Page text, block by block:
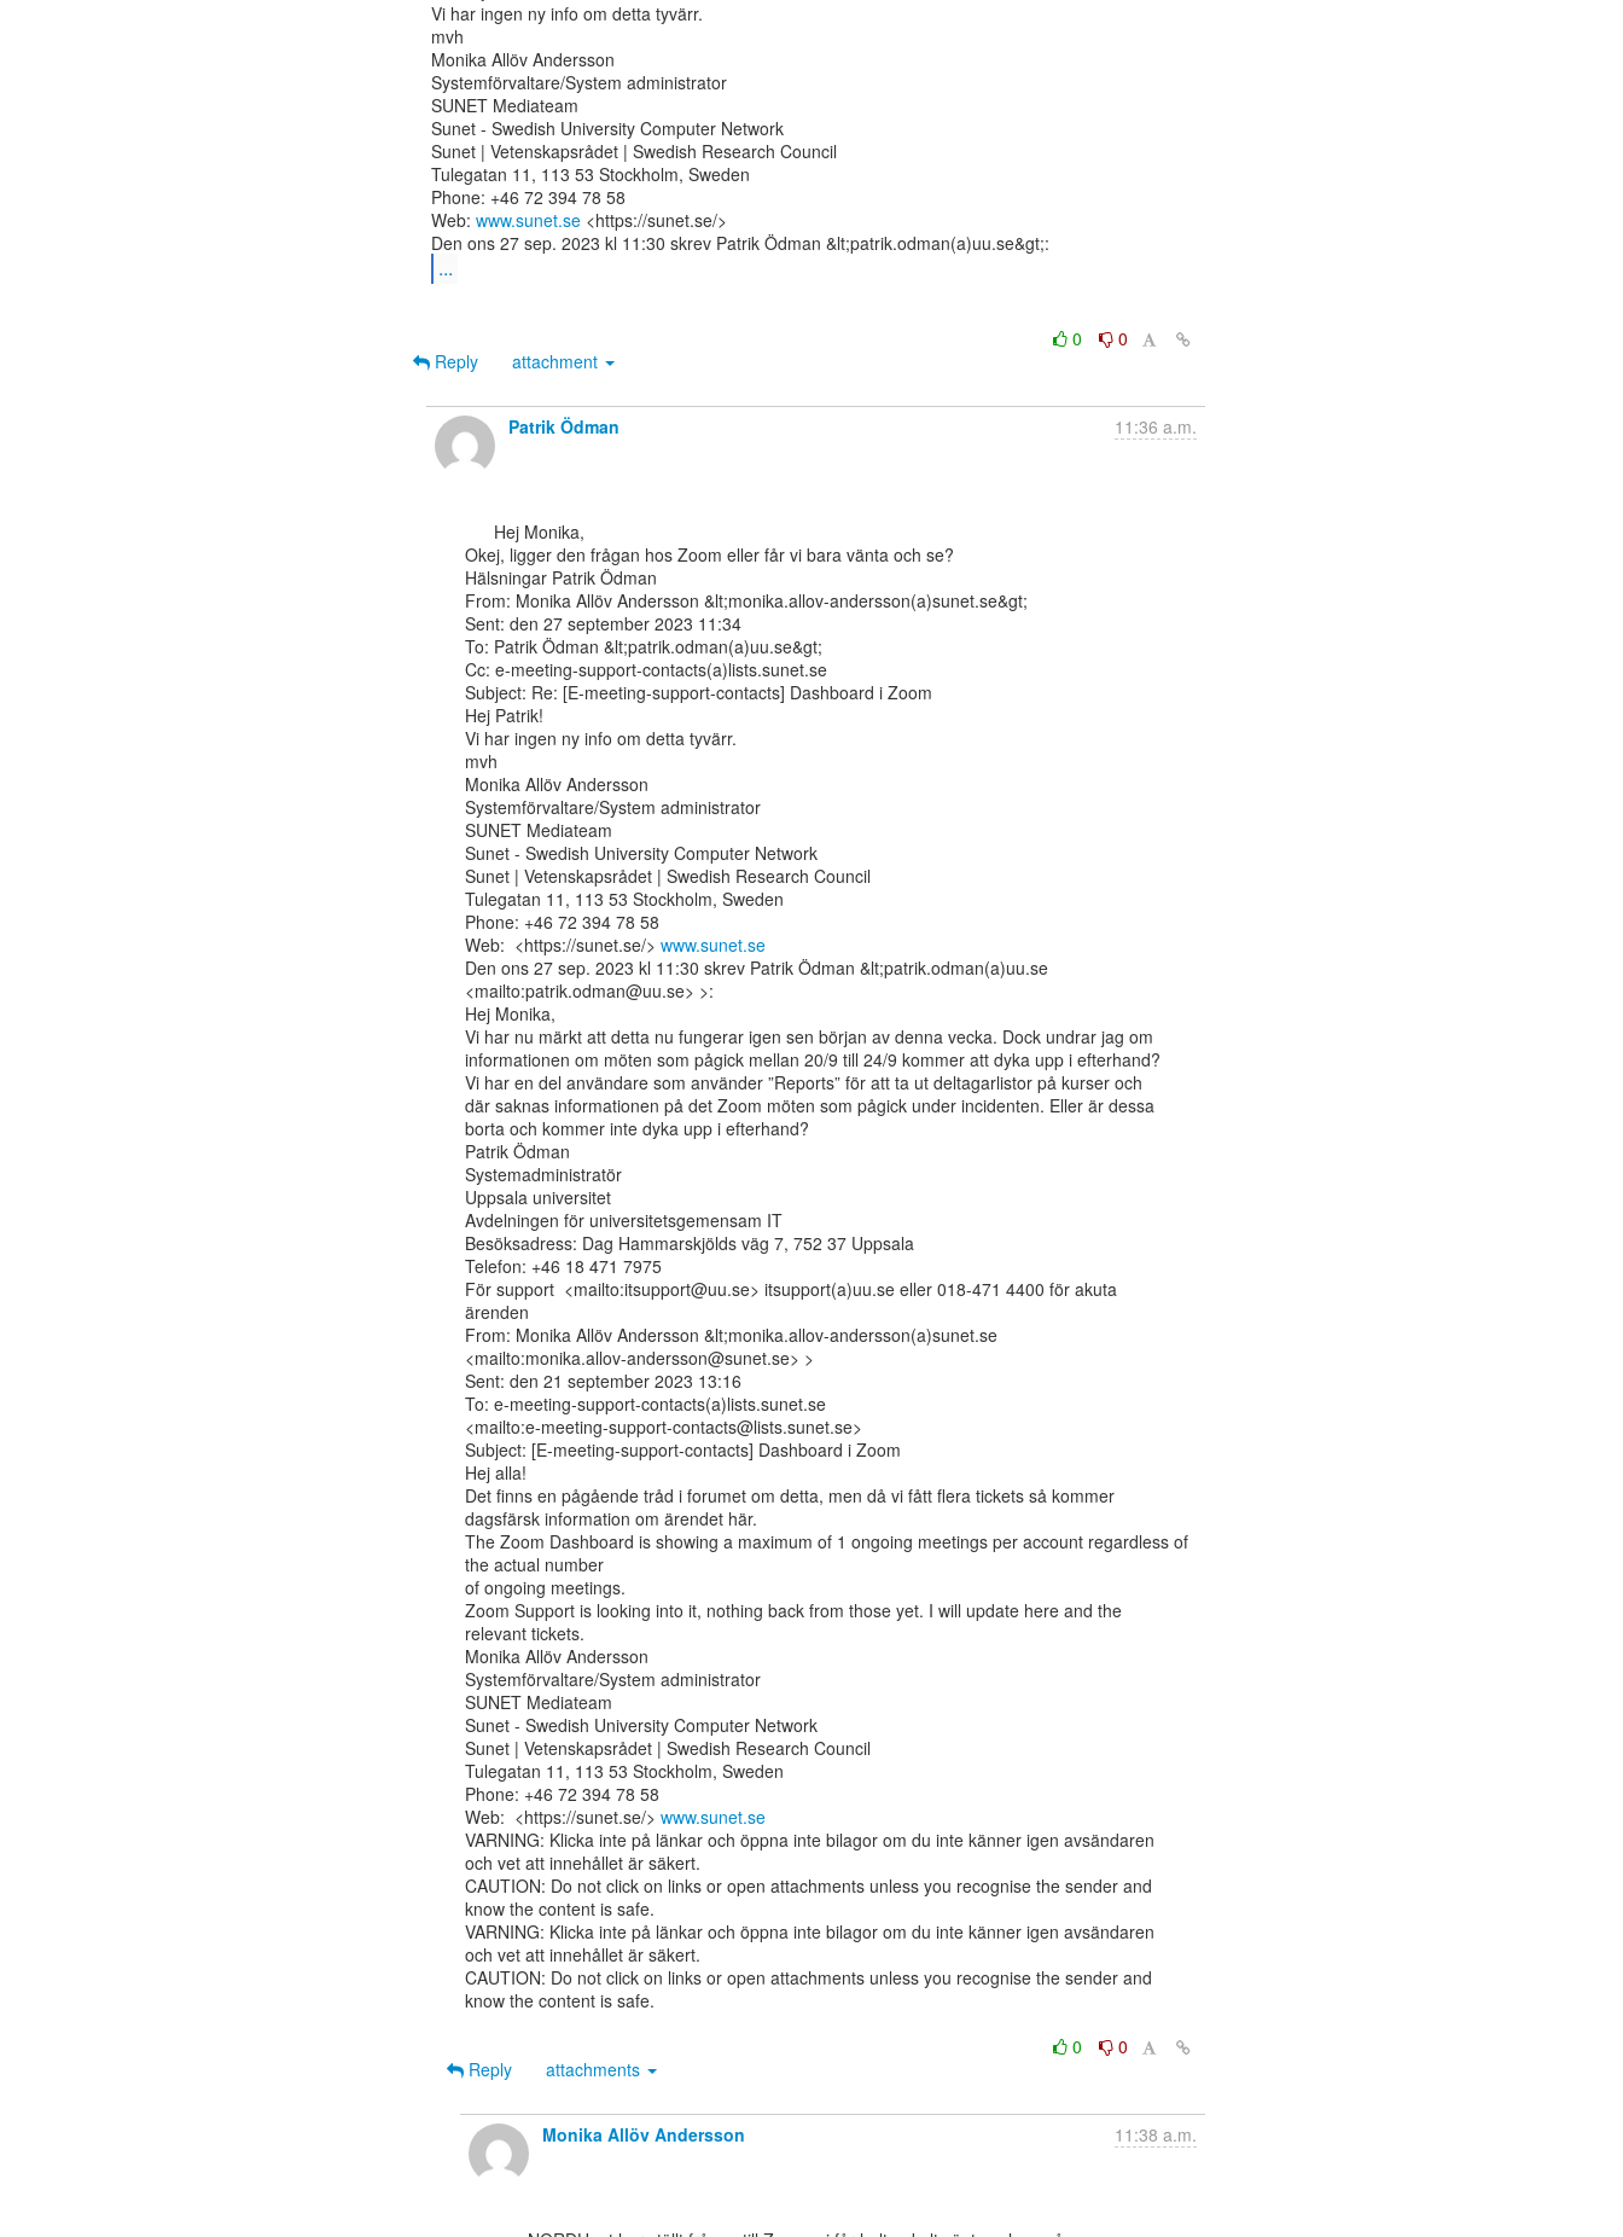
Vi har ingen ny info om detta tyvärr.
mvh
Monika Allöv Andersson
Systemförvaltare/System administrator
SUNET Mediateam
Sunet - Swedish University Computer Network
Sunet | Vetenskapsrådet | Swedish Research Council
Tulegatan 11, 113 53 Stockholm, Sweden
Phone: +46 72 394 78 58
Web: www.sunet.se <https://sunet.se/>
...
0
0
Reply
attachment
Patrik Ödman 11:36 a.m.
Okej, ligger den frågan hos Zoom eller får vi bara vänta och se?
Hälsningar Patrik Ödman
From: Monika Allöv Andersson &lt;monika.allov-andersson(a)sunet.se&gt;
Sent: den 27 september 2023 11:34
To: Patrik Ödman &lt;patrik.odman(a)uu.se&gt;
Cc: e-meeting-support-contacts(a)lists.sunet.se
Subject: Re: [E-meeting-support-contacts] Dashboard i Zoom
Hej Patrik!
Vi har ingen ny info om detta tyvärr.
mvh
Monika Allöv Andersson
Systemförvaltare/System administrator
SUNET Mediateam
Sunet - Swedish University Computer Network
Sunet | Vetenskapsrådet | Swedish Research Council
Tulegatan 11, 113 53 Stockholm, Sweden
Phone: +46 72 394 78 58
Web:  <https://sunet.se/> www.sunet.se
Den ons 27 sep. 2023 kl 11:30 skrev Patrik Ödman &lt;patrik.odman(a)uu.se
<mailto:patrik.odman@uu.se> >:
Hej Monika,
Vi har nu märkt att detta nu fungerar igen sen början av denna vecka. Dock undrar jag om
informationen om möten som pågick mellan 20/9 till 24/9 kommer att dyka upp i efterhand?
Vi har en del användare som använder ”Reports” för att ta ut deltagarlistor på kurser och
där saknas informationen på det Zoom möten som pågick under incidenten. Eller är dessa
borta och kommer inte dyka upp i efterhand?
Patrik Ödman
Systemadministratör
Uppsala universitet
Avdelningen för universitetsgemensam IT
Besöksadress: Dag Hammarskjölds väg 7, 752 37 Uppsala
Telefon: +46 18 471 7975
För support  <mailto:itsupport@uu.se> itsupport(a)uu.se eller 018-471 4400 för akuta
ärenden
From: Monika Allöv Andersson &lt;monika.allov-andersson(a)sunet.se
<mailto:monika.allov-andersson@sunet.se> >
Sent: den 21 september 2023 13:16
To: e-meeting-support-contacts(a)lists.sunet.se
<mailto:e-meeting-support-contacts@lists.sunet.se>
Subject: [E-meeting-support-contacts] Dashboard i Zoom
Hej alla!
Det finns en pågående tråd i forumet om detta, men då vi fått flera tickets så kommer
dagsfärsk information om ärendet här.
The Zoom Dashboard is showing a maximum of 1 ongoing meetings per account regardless of
the actual number
of ongoing meetings.
Zoom Support is looking into it, nothing back from those yet. I will update here and the
relevant tickets.
Monika Allöv Andersson
Systemförvaltare/System administrator
SUNET Mediateam
Sunet - Swedish University Computer Network
Sunet | Vetenskapsrådet | Swedish Research Council
Tulegatan 11, 113 53 Stockholm, Sweden
Phone: +46 72 394 78 58
Web:  <https://sunet.se/> www.sunet.se
VARNING: Klicka inte på länkar och öppna inte bilagor om du inte känner igen avsändaren
och vet att innehållet är säkert.
CAUTION: Do not click on links or open attachments unless you recognise the sender and
know the content is safe.
VARNING: Klicka inte på länkar och öppna inte bilagor om du inte känner igen avsändaren
och vet att innehållet är säkert.
CAUTION: Do not click on links or open attachments unless you recognise the sender and
know the content is safe.
0
0
Reply
attachments
Monika Allöv Andersson 11:38 a.m.